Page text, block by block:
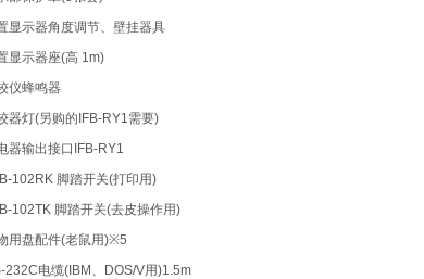
显示器角度调节、壁挂器具
显示器座(高 1m)
仪蜂鸣器
器灯(另购的 IFB-RY1需要)
器输出接口 IFB-RY1
102RK 脚踏开关(打印用)
102TK 脚踏开关(去皮操作用)
用盘配件(老鼠用)※5
232C电缆(IBM 、 DOS/V用)1.5m